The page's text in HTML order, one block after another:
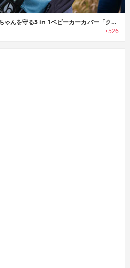
Quilbie｜あらゆる天候から赤ちゃんを守る3 in 1ベビーカーカバー「クイルビー」
+526